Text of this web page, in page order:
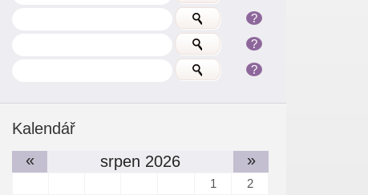
?
?
?
Kalendář
«
srpen 2026 »
1
2